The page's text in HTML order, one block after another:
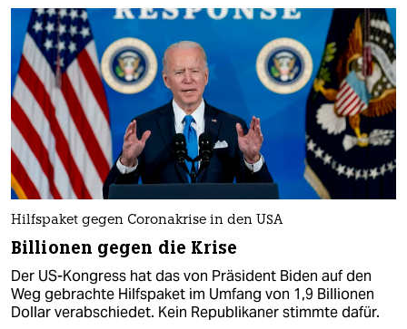
Hilfspaket gegen Coronakrise in den USA
Billionen gegen die Krise
Der US-Kongress hat das von Präsident Biden auf den
Weg gebrachte Hilfspaket im Umfang von 1,9 Billionen
Dollar verabschiedet. Kein Republikaner stimmte dafür.